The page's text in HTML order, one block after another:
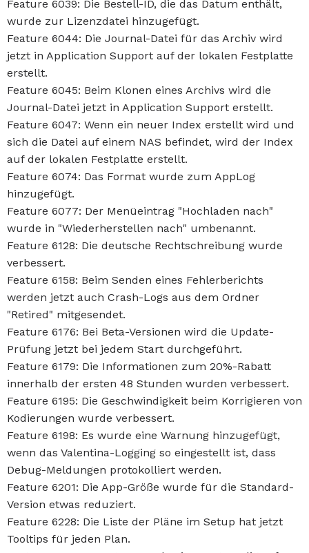
Feature 6039: Die Bestell-ID, die das Datum enthält,
wurde zur Lizenzdatei hinzugefügt.
Feature 6044: Die Journal-Datei für das Archiv wird
jetzt in Application Support auf der lokalen Festplatte
erstellt.
Feature 6045: Beim Klonen eines Archivs wird die
Journal-Datei jetzt in Application Support erstellt.
Feature 6047: Wenn ein neuer Index erstellt wird und
sich die Datei auf einem NAS befindet, wird der Index
auf der lokalen Festplatte erstellt.
Feature 6074: Das Format wurde zum AppLog
hinzugefügt.
Feature 6077: Der Menüeintrag "Hochladen nach"
wurde in "Wiederherstellen nach" umbenannt.
Feature 6128: Die deutsche Rechtschreibung wurde
verbessert.
Feature 6158: Beim Senden eines Fehlerberichts
werden jetzt auch Crash-Logs aus dem Ordner
"Retired" mitgesendet.
Feature 6176: Bei Beta-Versionen wird die Update-
Prüfung jetzt bei jedem Start durchgeführt.
Feature 6179: Die Informationen zum 20%-Rabatt
innerhalb der ersten 48 Stunden wurden verbessert.
Feature 6195: Die Geschwindigkeit beim Korrigieren von
Kodierungen wurde verbessert.
Feature 6198: Es wurde eine Warnung hinzugefügt,
wenn das Valentina-Logging so eingestellt ist, dass
Debug-Meldungen protokolliert werden.
Feature 6201: Die App-Größe wurde für die Standard-
Version etwas reduziert.
Feature 6228: Die Liste der Pläne im Setup hat jetzt
Tooltips für jeden Plan.